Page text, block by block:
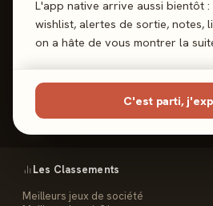
L'app native arrive aussi bientôt :
wishlist, alertes de sortie, notes,
on a hâte de vous montrer la
C'est parti,
Les Meeples
Contact
FAQ
Les Classements
Meilleurs jeux de société